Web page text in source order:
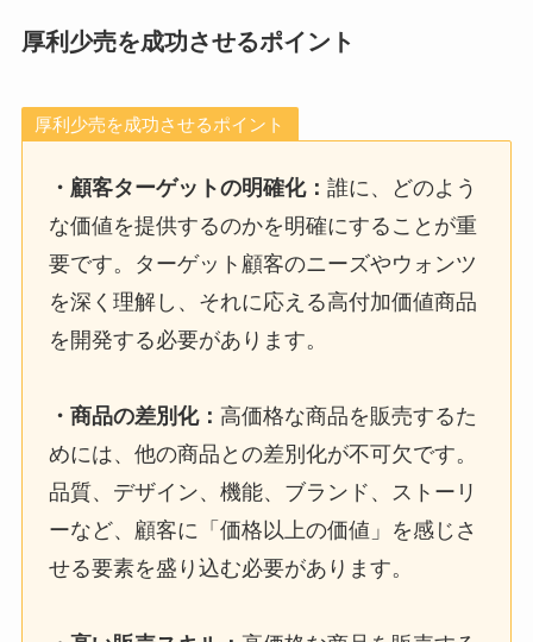
厚利少売を成功させるポイント
厚利少売を成功させるポイント
・ 顧客ターゲットの明確化：誰に、どのよう
な価値を提供するのかを明確にすることが重
要です。ターゲット顧客のニーズやウォンツ
を深く理解し、それに応える高付加価値商品
を開発する必要があります。
・商品の差別化： 高価格な商品を販売するた
めには、他の商品との差別化が不可欠です。
品質、デザイン、機能、ブランド、ストーリ
ーなど、顧客に「価格以上の価値」を感じさ
せる要素を盛り込む必要があります。